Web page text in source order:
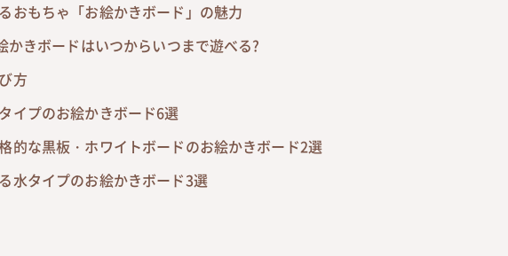
おもちゃ「お絵かきボード」の魅力
かきボードはいつからいつまで遊べる?
方
イプのお絵かきボード6選
的な黒板・ホワイトボードのお絵かきボード2選
水タイプのお絵かきボード3選